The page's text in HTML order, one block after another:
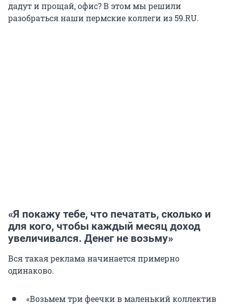
дадут и прощай, офис? В этом мы решили
разобраться наши пермские коллеги из 59.RU.
«Я покажу тебе, что печатать, сколько и
для кого, чтобы каждый месяц доход
увеличивался. Денег не возьму»
Вся такая реклама начинается примерно
одинаково.
«Возьмем три феечки в маленький коллектив